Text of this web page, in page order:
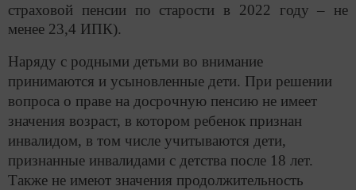
страховой пенсии по старости в 2022 году – не
менее 23,4 ИПК).
Наряду с родными детьми во внимание
принимаются и усыновленные дети. При решении
вопроса о праве на досрочную пенсию не имеет
значения возраст, в котором ребенок признан
инвалидом, в том числе учитываются дети,
признанные инвалидами с детства после 18 лет.
Также не имеют значения продолжительность